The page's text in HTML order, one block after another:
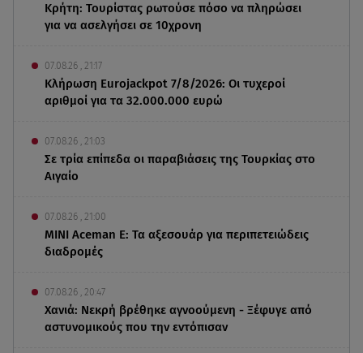
Κρήτη: Τουρίστας ρωτούσε πόσο να πληρώσει
για να ασελγήσει σε 10χρονη
07.08.26 , 21:17
Κλήρωση Eurojackpot 7/8/2026: Οι τυχεροί
αριθμοί για τα 32.000.000 ευρώ
07.08.26 , 21:03
Σε τρία επίπεδα οι παραβιάσεις της Τουρκίας στο
Αιγαίο
07.08.26 , 21:00
MINI Aceman E: Τα αξεσουάρ για περιπετειώδεις
διαδρομές
07.08.26 , 20:47
Χανιά: Νεκρή βρέθηκε αγνοούμενη - Ξέφυγε από
αστυνομικούς που την εντόπισαν